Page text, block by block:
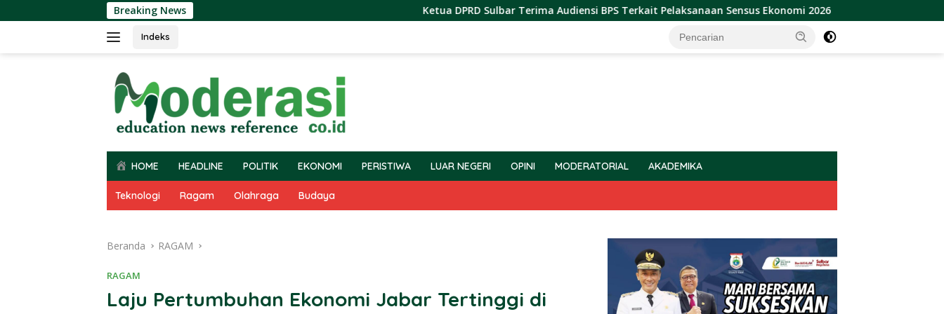
ke
Breaking News Ketua DPRD Sulbar Terima Audiensi BPS Terkait Pelaksanaan Sensus Ekonomi 2026 Sulbar Raih Penghargaan
Indeks
HOME HEADLINE POLITIK EKONOMI PERISTIWA LUAR NEGERI OPINI MODERATORIAL AKADEMIKA
Teknologi Ragam Olahraga Budaya
Beranda RAGAM
RAGAM
Laju Pertumbuhan Ekonomi Jabar Tertinggi di